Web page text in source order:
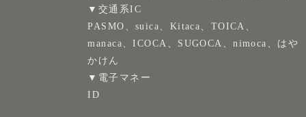
▼交通系IC
PASMO、suica、Kitaca、TOICA、
manaca、ICOCA、SUGOCA、nimoca、はや
かけん
▼電子マネー
ID